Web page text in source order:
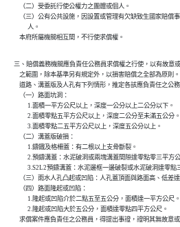
    （二）受委託行使公權力之團體或個人。
（三）公有公共設施，因設置或管理有欠缺致生國家賠償
          人。
    本府所屬機關相互間，不行使求償權。
三、賠償義務機關應負責任公務員求償權之行使，以有故意
    之範圍，除本基準另有規定外，以損害賠償之全部為原則。
道路、溝蓋版及人孔有下列情形，推定各該應負責任之公
    （一）路面坑洞：
          1.面積一平方公尺以上，深度一公分以上二公分以下。
          2.面積零點五平方公尺以上，深度二公分至未滿五公分。
          3.面積零點二五平方公尺以上，深度五公分以上。
    （二）溝蓋版破損：
          1.鑄鐵及格柵蓋：有二根以上支骨斷裂。
2.預鑄溝蓋：水泥破洞或兩塊溝蓋間隙達零點零三平方
3.S2L2預鑄溝蓋：水泥邊框一邊破裂或水泥破洞達零點
（三）雨水人孔凸起或凹陷：人孔蓋頂面與路面高、低差
    （四）路面隆起或凹陷：
          1.隆起或凹陷介於二點五至五公分，面積達一平方公尺。
          2.隆起或凹陷大於五公分，面積達零點四平方公尺。
求償案件應負責任之公務員，得提出事證，證明其無故意